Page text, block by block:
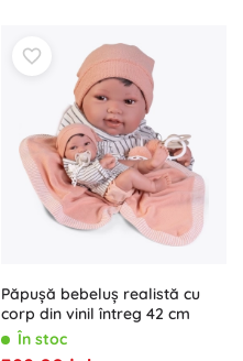
Păpușă bebeluș realistă cu
corp din vinil întreg 42 cm
În stoc